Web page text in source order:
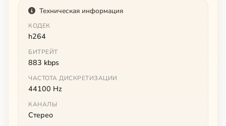
Техническая информация
КОДЕК
h264
БИТРЕЙТ
883 kbps
ЧАСТОТА ДИСКРЕТИЗАЦИИ
44100 Hz
КАНАЛЫ
Стерео